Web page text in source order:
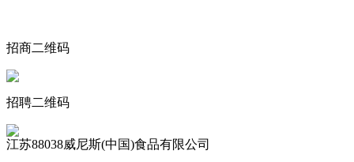
招商二维码
招聘二维码
江苏88038威尼斯(中国)食品有限公司